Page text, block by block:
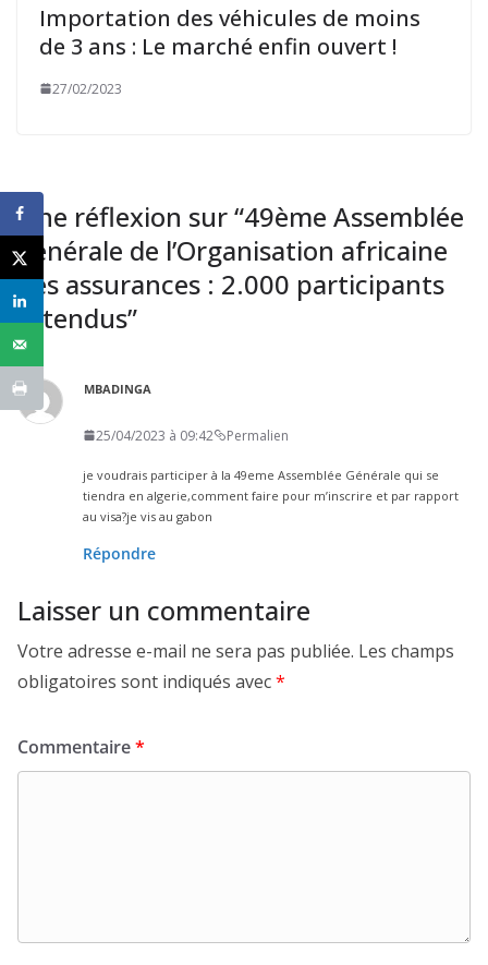
Importation des véhicules de moins
de 3 ans : Le marché enfin ouvert !
27/02/2023
Une réflexion sur “49ème Assemblée
générale de l’Organisation africaine
des assurances : 2.000 participants
attendus”
MBADINGA
25/04/2023 à 09:42 Permalien
je voudrais participer à la 49eme Assemblée Générale qui se
tiendra en algerie,comment faire pour m’inscrire et par rapport
au visa?je vis au gabon
Répondre
Laisser un commentaire
Votre adresse e-mail ne sera pas publiée. Les champs
obligatoires sont indiqués avec*
Commentaire*